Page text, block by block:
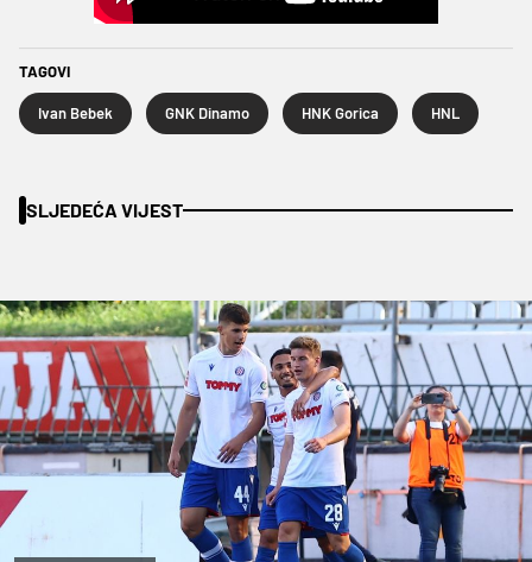
TAGOVI
Ivan Bebek GNK Dinamo HNK Gorica HNL
SLJEDEĆA VIJEST